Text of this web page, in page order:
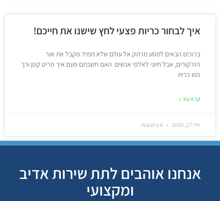
איך לבחור כריות פצעי לחץ שישנו את חייכם!
ברוכים הבאים למסע מרתק אל עולם שלא תמיד מקבל את אור
הזרקורים, אבל חיוני לאלפי אנשים. האם חשבתם פעם איך פריט קטן ורך
כמו כרית
קרא עוד »
יולי 27, 2026 אין תגובות
אנחנו אוהבים לתת שירות אדיב
ומקצועי